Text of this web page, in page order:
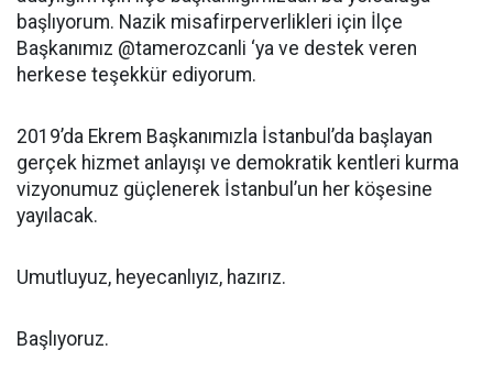
başlıyorum. Nazik misafirperverlikleri için İlçe
Başkanımız @tamerozcanli ‘ya ve destek veren
herkese teşekkür ediyorum.
2019’da Ekrem Başkanımızla İstanbul’da başlayan
gerçek hizmet anlayışı ve demokratik kentleri kurma
vizyonumuz güçlenerek İstanbul’un her köşesine
yayılacak.
Umutluyuz, heyecanlıyız, hazırız.
Başlıyoruz.